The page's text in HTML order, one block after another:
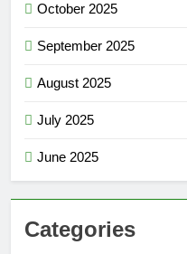
October 2025
September 2025
August 2025
July 2025
June 2025
Categories